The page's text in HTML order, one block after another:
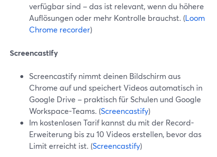
verfügbar sind – das ist relevant, wenn du höhere
Auflösungen oder mehr Kontrolle brauchst. (Loom
Chrome recorder)
Screencastify
Screencastify nimmt deinen Bildschirm aus
Chrome auf und speichert Videos automatisch in
Google Drive – praktisch für Schulen und Google
Workspace-Teams. (Screencastify)
Im kostenlosen Tarif kannst du mit der Record-
Erweiterung bis zu 10 Videos erstellen, bevor das
Limit erreicht ist. (Screencastify)